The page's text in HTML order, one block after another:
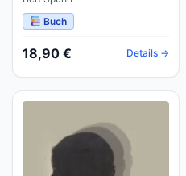
Buch
18,90 € Details →